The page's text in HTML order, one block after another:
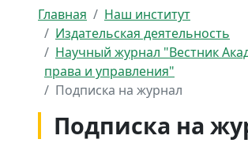
Главная
Наш институт
Издательская деятельность
Научный журнал "Вестник
права и управления"
Подписка на журнал
Подписка на